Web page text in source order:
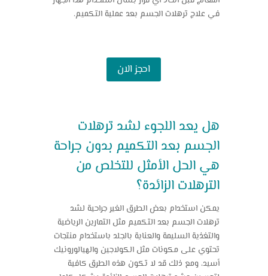
في علاج ترهلات الجسم بعد عملية التكميم.
احجز الان
هل يعد اللجوء لشد ترهلات
الجسم بعد التكميم بدون جراحة
هي الحل الأمثل للتخلص من
الترهلات الزائدة؟
يمكن استخدام بعض الطرق الغير جراحية لشد
ترهلات الجسم بعد التكميم مثل التمارين الرياضية
والتغذية السليمة والعناية بالجلد باستخدام منتجات
تحتوي على مكونات مثل الكولاجين والهيالورونيك
أسيد، ومع ذلك قد لا تكون هذه الطرق كافية